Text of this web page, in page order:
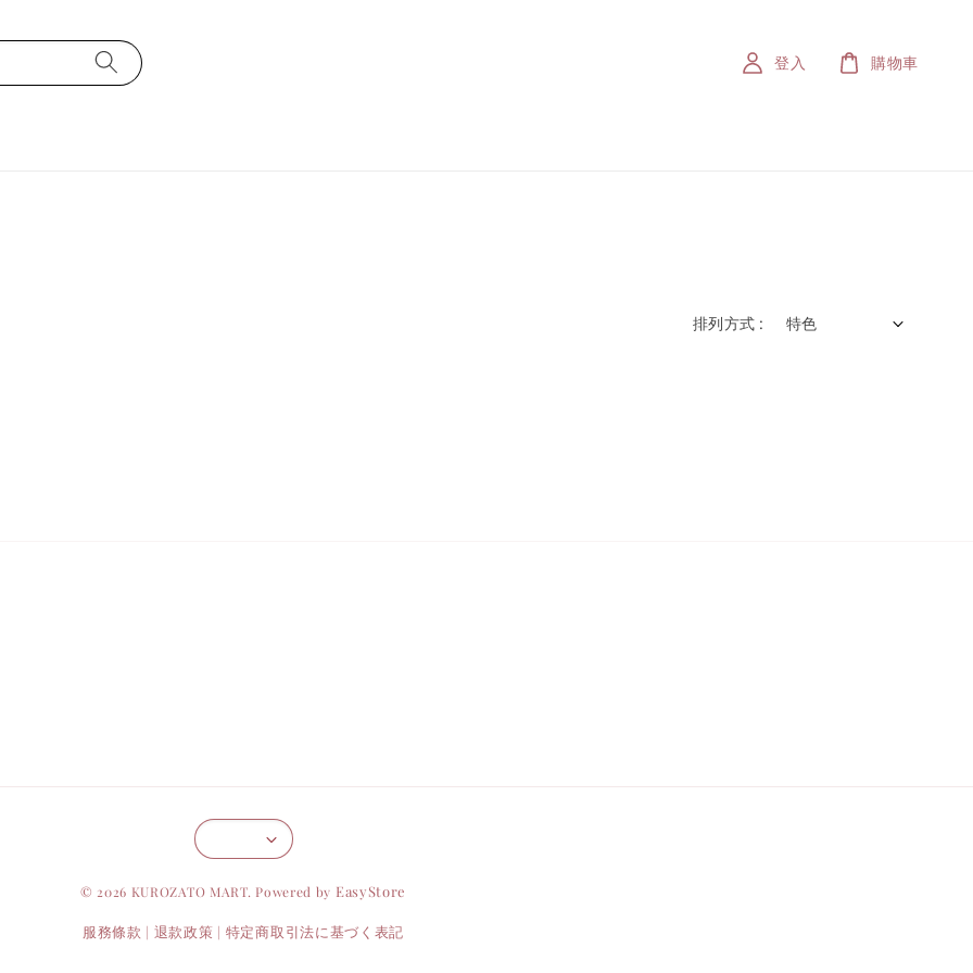
登入 購物車
排列方式 :
© 2026 KUROZATO MART. Powered by EasyStore
服務條款 | 退款政策 | 特定商取引法に基づく表記